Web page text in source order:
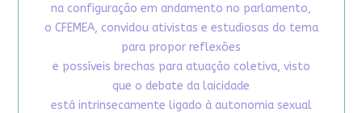
na configuração em andamento no parlamento,
o CFEMEA, convidou ativistas e estudiosas do tema
para propor reflexões
e possíveis brechas para atuação coletiva, visto
que o debate da laicidade
está intrinsecamente ligado à autonomia sexual